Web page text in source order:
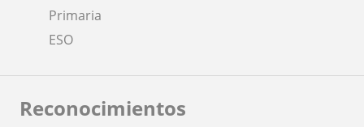
Primaria
ESO
Reconocimientos